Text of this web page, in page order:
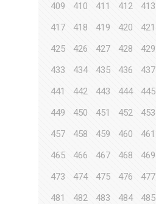
409
410 411 412 413
417
418 419 420 421
425
426 427 428 429
433
434 435 436 437
441
442 443 444 445
449
450 451 452 453
457
458 459 460 461
465
466 467 468 469
473
474 475 476 477
481
482 483 484 485